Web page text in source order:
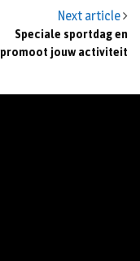
Next article
Speciale sportdag en
promoot jouw activiteit